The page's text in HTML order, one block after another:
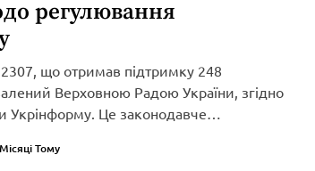
регулювання
що отримав підтримку 248
Верховною Радою України, згідно
Укрінформу. Це законодавче
Тому